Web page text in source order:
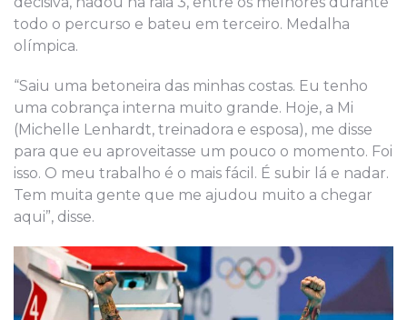
todo o percurso e bateu em terceiro. Medalha
olímpica.
“Saiu uma betoneira das minhas costas. Eu tenho
uma cobrança interna muito grande. Hoje, a Mi
(Michelle Lenhardt, treinadora e esposa), me disse
para que eu aproveitasse um pouco o momento. Foi
isso. O meu trabalho é o mais fácil. É subir lá e nadar.
Tem muita gente que me ajudou muito a chegar
aqui”, disse.